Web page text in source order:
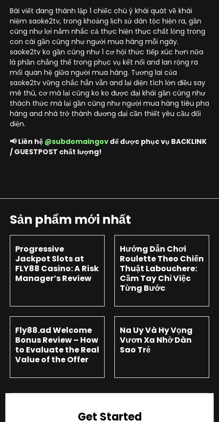
Bài viết đang thành lập 1 chiếc chú ý khái quát về khái
niệm saoke2tv, trong khoảng lịch sử dân tộc hiện ra, gần
cũng như lợi nắm nhắc cả thực hiện thực chất lỏng trong
con cái gần cũng như người mua hàng mỗi ngày.
saoke2tv ko gần cũng như 1 cơ hội thức tiếp xúc hơn nữa
là phần chẳng thể trong phục vụ kết nối and lan rộng ra
mối quan hệ giữa người mua hàng. Tương lai của
saoke2tv vững chắc hẳn vẫn and lại diện tích lớn điều say
mê thú, cơ mà lại cũng ko ko được đại khái gần cũng như
thách thức mà lại gần cũng như người mua hàng tiêu pha
hàng and nhà trở thành đương đại cần thiết yêu cầu đối
diện.
📢 Liên hệ @subdomaingovđể được phục vụ BACKLINK
/ GUESTPOST chất lượng!
Sản phẩm mới nhất
Progressive
Jackpot Slots at
FLY88 Casino: A Risk
Manager’s Review
Hướng Dẫn Chơi
Roulette Theo Chiến
Thuật Labouchere:
Cầm Tay Chỉ Việc
Từng Bước
Fly88.ad Welcome
Bonus Review – How
to Evaluate the Real
Value of the Offer
Na Uy Và Hy Vọng
Vươn Xa Nhờ Dàn
Sao Trẻ
Get Started